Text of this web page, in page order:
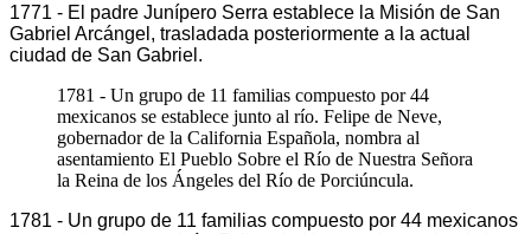
1771 - El padre Junípero Serra establece la Misión de San
Gabriel Arcángel, trasladada posteriormente a la actual
ciudad de San Gabriel.
1781 - Un grupo de 11 familias compuesto por 44
mexicanos se establece junto al río. Felipe de Neve,
gobernador de la California Española, nombra al
asentamiento El Pueblo Sobre el Río de Nuestra Señora
la Reina de los Ángeles del Río de Porciúncula.
1781 - Un grupo de 11 familias compuesto por 44 mexicanos